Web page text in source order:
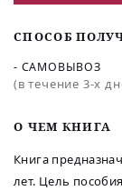
O ЧЕМ КНИГА
Книга
лет. Цель
СПОСОБ
- САМОВЫВОЗ
(в течение 3-х